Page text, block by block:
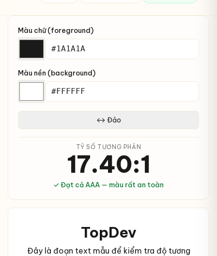
Màu chữ (foreground)
Màu nền (background)
↔ Đảo
TỶ SỐ TƯƠNG PHẢN
17.40:1
✓ Đạt cả AAA — màu rất an toàn
TopDev
Đây là đoạn text mẫu để kiểm tra độ tương